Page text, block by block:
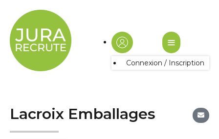
≡
Connexion / Inscription
Lacroix Emballages